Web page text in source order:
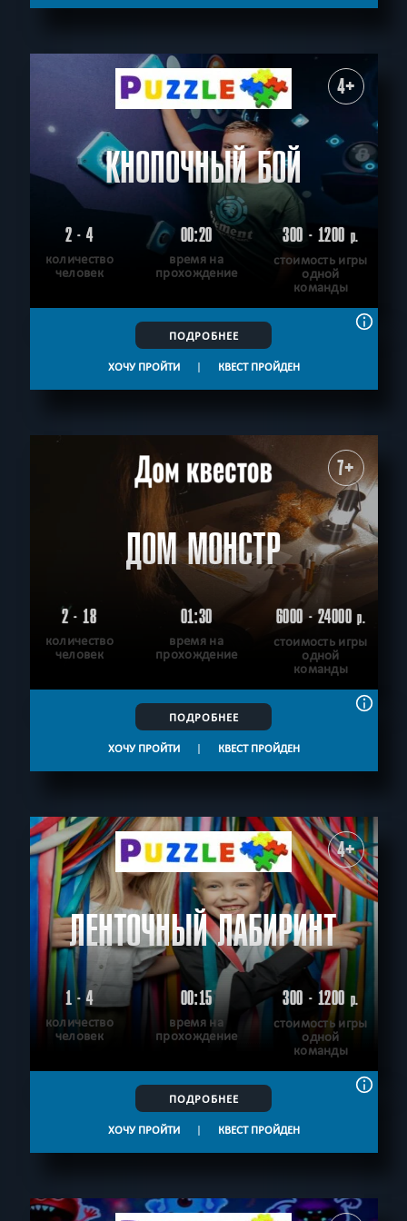
С аниматором
Приключения
4+
КНОПОЧНЫЙ БОЙ
2 - 4
количество
человек
00:20
время на
прохождение
300 - 1200 р.
стоимость игры
одной
команды
ПОДРОБНЕЕ
ХОЧУ ПРОЙТИ | КВЕСТ ПРОЙДЕН
7+
ДОМ МОНСТР
2 - 18
количество
человек
01:30
время на
прохождение
6000 - 24000р.
стоимость игры
одной
команды
ПОДРОБНЕЕ
ХОЧУ ПРОЙТИ | КВЕСТ ПРОЙДЕН
4+
ЛЕНТОЧНЫЙ ЛАБИРИНТ
1 - 4
количество
человек
00:15
время на
прохождение
300 - 1200 р.
стоимость игры
одной
команды
ПОДРОБНЕЕ
ХОЧУ ПРОЙТИ | КВЕСТ ПРОЙДЕН